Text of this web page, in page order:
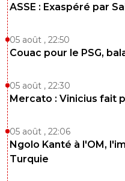
ASSE : Exaspéré par
05 août , 22:50
Couac pour le PSG,
05 août , 22:30
Mercato : Vinicius fait
05 août , 22:06
Ngolo Kanté à l'OM,
Turquie